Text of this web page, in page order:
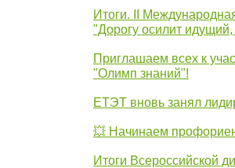
Итоги. II
"Дорогу осилит
Приглашаем всех к
"Олимп знаний"!
ЕТЭТ вновь занял
💥 Начинаем
Итоги Всероссийской